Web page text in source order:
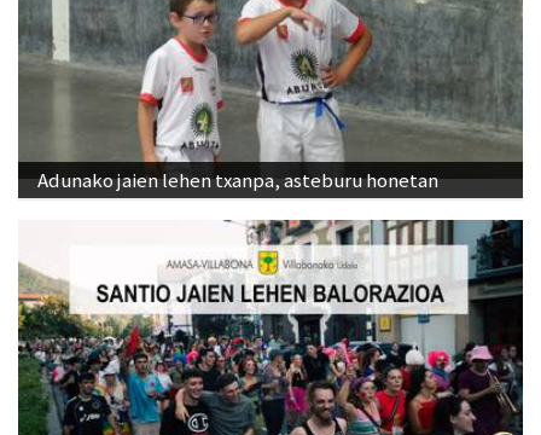
Adunako jaien lehen txanpa, asteburu honetan